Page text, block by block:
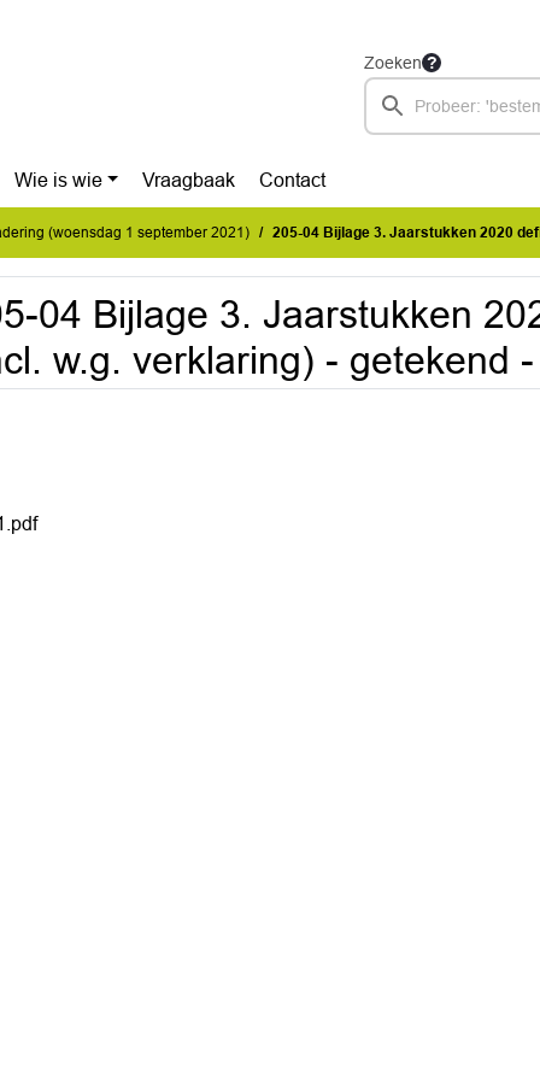
Zoeken
Wie is wie Vraagbaak Contact
(woensdag 1 september 2021) 205-04 Bijlage 3. Jaarstukken 2020 definitief (incl.
04 Bijlage 3. Jaarstukken
w.g. verklaring) - getekend